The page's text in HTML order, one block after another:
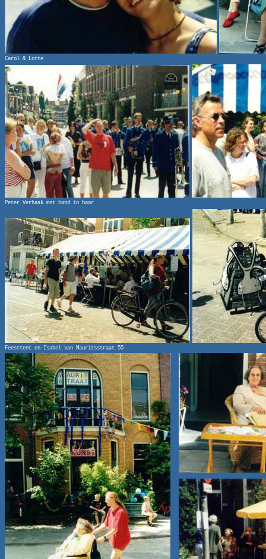
Carol & Lotte
Peter Verhaak met hand in haar
Feesttent en Isabel van Mauritsstraat 55